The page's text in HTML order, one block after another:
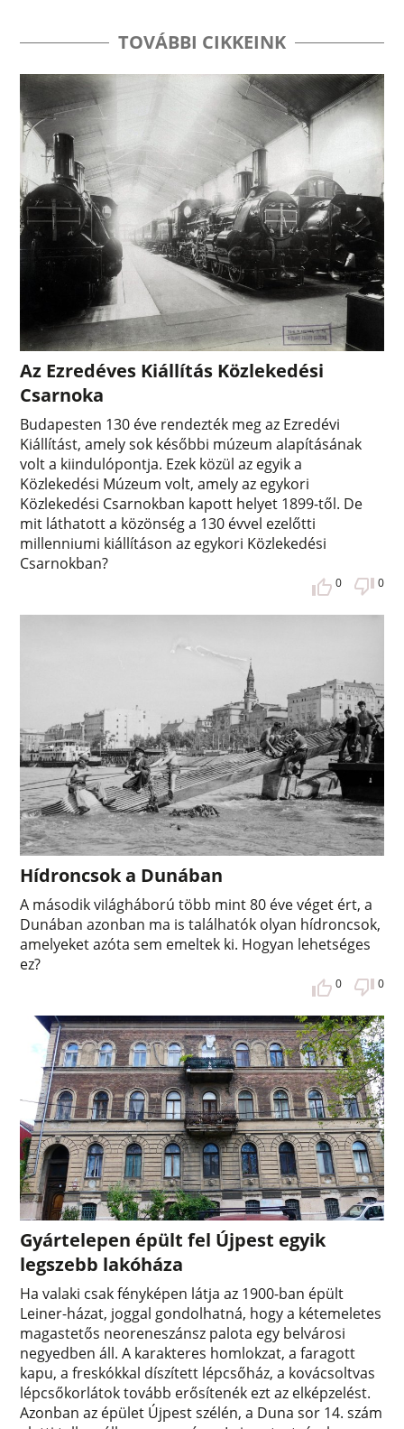
TOVÁBBI CIKKEINK
Az Ezredéves Kiállítás Közlekedési
Csarnoka
Budapesten 130 éve rendezték meg az Ezredévi
Kiállítást, amely sok későbbi múzeum alapításának
volt a kiindulópontja. Ezek közül az egyik a
Közlekedési Múzeum volt, amely az egykori
Közlekedési Csarnokban kapott helyet 1899-től. De
mit láthatott a közönség a 130 évvel ezelőtti
millenniumi kiállításon az egykori Közlekedési
Csarnokban?
0 0
Hídroncsok a Dunában
A második világháború több mint 80 éve véget ért, a
Dunában azonban ma is találhatók olyan hídroncsok,
amelyeket azóta sem emeltek ki. Hogyan lehetséges
ez?
0 0
Gyártelepen épült fel Újpest egyik
legszebb lakóháza
Ha valaki csak fényképen látja az 1900-ban épült
Leiner-házat, joggal gondolhatná, hogy a kétemeletes
magastetős neoreneszánsz palota egy belvárosi
negyedben áll. A karakteres homlokzat, a faragott
kapu, a freskókkal díszített lépcsőház, a kovácsoltvas
lépcsőkorlátok tovább erősítenék ezt az elképzelést.
Azonban az épület Újpest szélén, a Duna sor 14. szám